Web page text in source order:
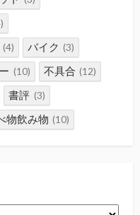
(4) バイク (3)
(10) 不具合 (12)
書評 (3)
物飲み物 (10)